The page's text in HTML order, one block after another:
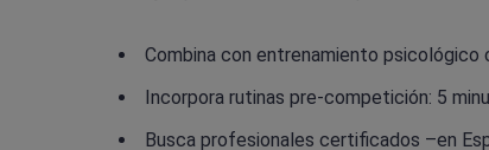
Combina con entrenamiento psicológico
Incorpora rutinas pre-competición: 5
Busca profesionales certificados –en